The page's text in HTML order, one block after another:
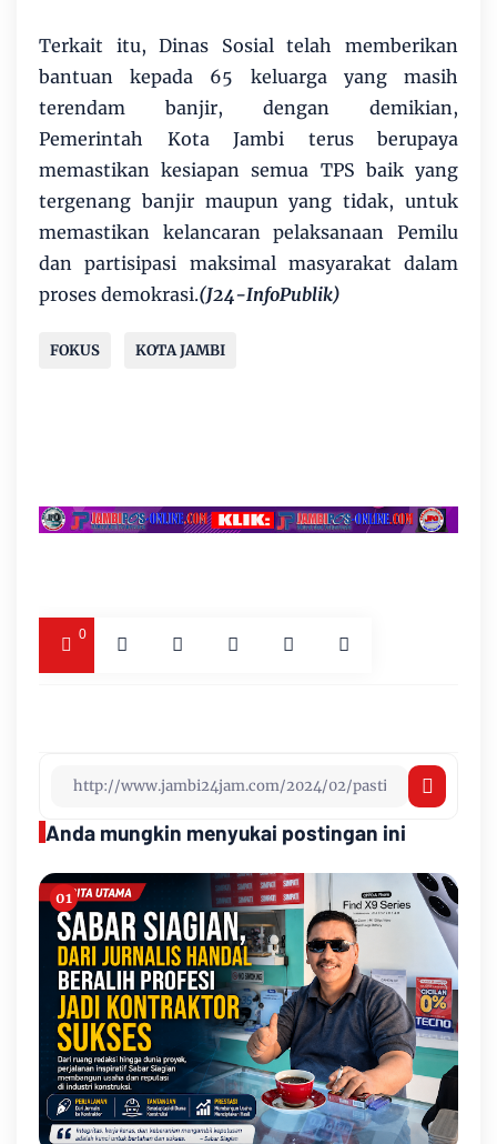
Terkait itu, Dinas Sosial telah memberikan
bantuan kepada 65 keluarga yang masih
terendam banjir, dengan demikian,
Pemerintah Kota Jambi terus berupaya
memastikan kesiapan semua TPS baik yang
tergenang banjir maupun yang tidak, untuk
memastikan kelancaran pelaksanaan Pemilu
dan partisipasi maksimal masyarakat dalam
proses demokrasi.(J24-InfoPublik)
FOKUS KOTA JAMBI
0
Anda mungkin menyukai postingan ini